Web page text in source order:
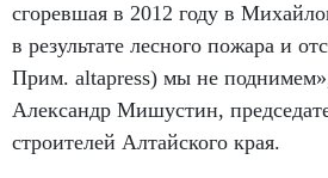
сгоревшая в 2012 году в
в результате лесного пожара и
Прим. altapress) мы не
Александр Мишустин,
строителей Алтайского края.